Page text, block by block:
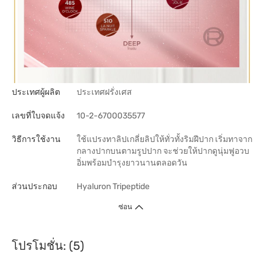
ประเทศผู้ผลิต ประเทศฝรั่งเศส
เลขที่ใบจดแจ้ง 10-2-6700035577
วิธีการใช้งาน
ใช้แปรงทาลิปเกลี่ยลิปให้ทั่วทั้งริมฝีปาก เริ่มทาจาก
กลางปากบนตามรูปปาก จะช่วยให้ปากดูนุ่มฟูอวบ
อิ่มพร้อมบำรุงยาวนานตลอดวัน
ส่วนประกอบ Hyaluron Tripeptide
ซ่อน
โปรโมชั่น: (5)